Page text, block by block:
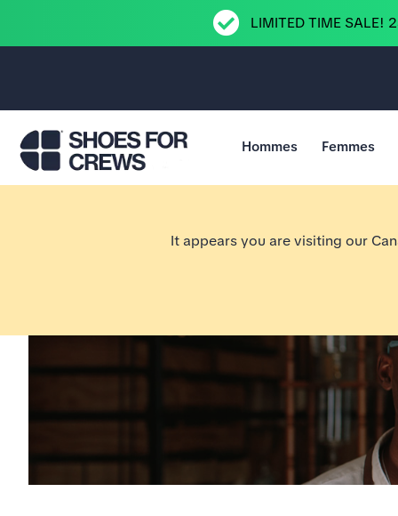
LIMITED TIME
Aller à la page d’accueil Shoes For Crews
Hommes Femmes
It appears you are visiting our